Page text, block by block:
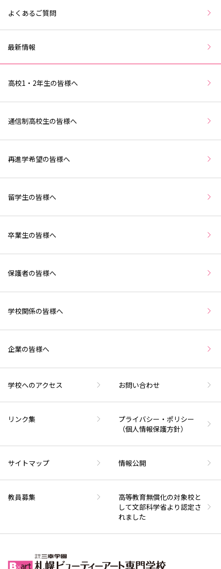
よくあるご質問
最新情報
高校1・2年生の皆様へ
通信制高校生の皆様へ
再進学希望の皆様へ
留学生の皆様へ
卒業生の皆様へ
保護者の皆様へ
学校関係の皆様へ
企業の皆様へ
学校へのアクセス お問い合わせ
リンク集
プライバシー・ポリシー
（個人情報保護方針）
サイトマップ 情報公開
教員募集
高等教育無償化の対象校と
して文部科学省より認定さ
れました